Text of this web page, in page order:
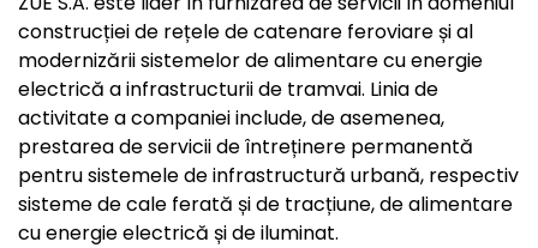
construcției de rețele de catenare feroviare și al
modernizării sistemelor de alimentare cu energie
electrică a infrastructurii de tramvai. Linia de
activitate a companiei include, de asemenea,
prestarea de servicii de întreținere permanentă
pentru sistemele de infrastructură urbană, respectiv
sisteme de cale ferată și de tracțiune, de alimentare
cu energie electrică și de iluminat.